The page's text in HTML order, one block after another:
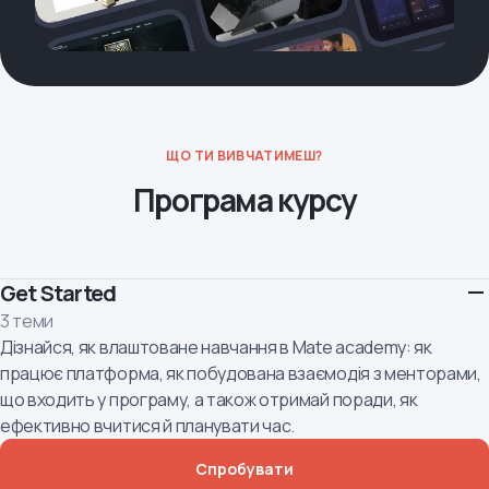
ЩО ТИ ВИВЧАТИМЕШ?
Програма курсу
Get Started
3 теми
Дізнайся, як влаштоване навчання в Mate academy: як
працює платформа, як побудована взаємодія з менторами,
що входить у програму, а також отримай поради, як
ефективно вчитися й планувати час.
Спробувати